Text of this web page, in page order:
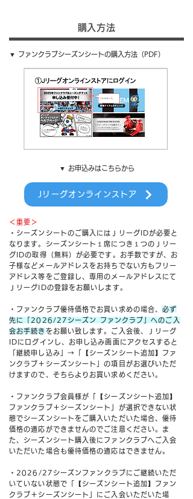
購入方法
▼ ファンクラブシーズンシートの購入方法 ​（PDF）
▼ お申込みはこちらから
Jリーグオンラインストア
＜重要＞
・シーズンシートのご購入にはＪリーグIDが必要と
なります。シーズンシート１席につき１つのＪリー
グIDの取得（無料）が必要です。お手数ですが、お
子様などメールアドレスをお持ちでない方もフリー
アドレス等をご登録し、専用のメールアドレスにて
ＪリーグIDの登録をお願いします。
・ファンクラブ優待価格でお買い求めの場合、必ず
先に「2026/27シーズン ファンクラブ」へのご入
会お手続き をお願い致します。ご入会後、Ｊリーグ
IDにログインし、お申し込み画面にアクセスすると
「継続申し込み」→「【シーズンシート追加】ファ
ンクラブ＋シーズンシート」の項目がお選びいただ
けますので、そちらよりお買い求めください。
・ファンクラブ会員様が「【シーズンシート追加】
ファンクラブ＋シーズンシート」が選択できない状
態でシーズンシートをご購入いただいた場合、優待
価格の適応ができませんのでご注意ください。ま
た、シーズンシート購入後にファンクラブへご入会
いただいた場合も優待価格の適応はできません。
・2026/27シーズンファンクラブにご継続いただ
いていない状態で「
【シーズンシート追加】ファン
クラブ＋シーズンシート」にご入会いただいた場